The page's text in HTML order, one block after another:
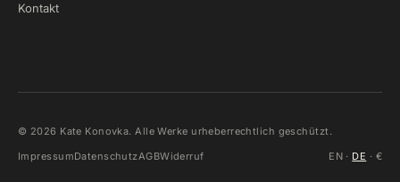
Kontakt
© 2026 Kate Konovka. Alle Werke urheberrechtlich geschützt.
ImpressumDatenschutzAGBWiderruf EN · DE · €